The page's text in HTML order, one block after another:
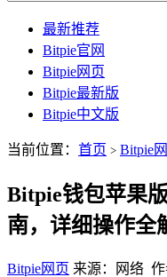
最新推荐
Bitpie官网
Bitpie网页
Bitpie最新版
Bitpie中文版
当前位置： 首页 > Bitpie
Bitpie钱包苹果
南，详细操作全
Bitpie网页 来源：网络 作